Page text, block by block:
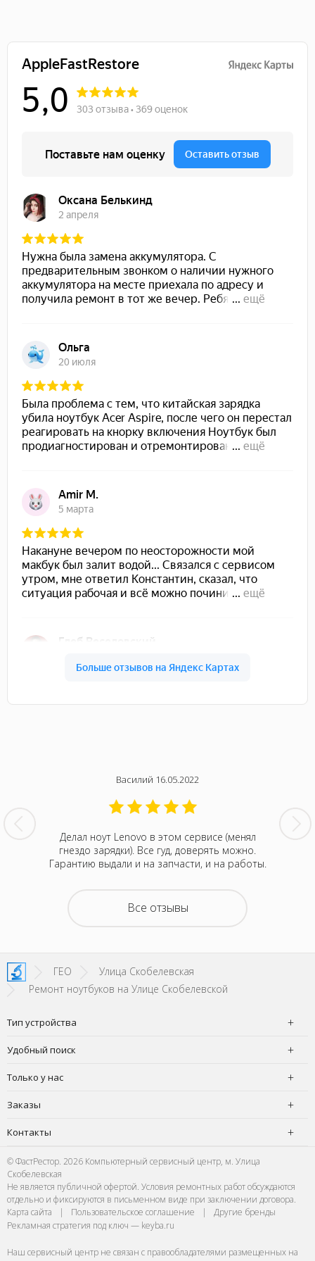
за
Василий 16.05.2022
Делал ноут Lenovo в этом сервисе (менял
гнездо зарядки). Все гуд, доверять можно.
Гарантию выдали и на запчасти, и на работы.
Была
не
Все отзывы
ГЕО
Улица Скобелевская
Ремонт ноутбуков на Улице Скобелевской
Тип устройства
Удобный поиск
Только у нас
Заказы
Контакты
© ФастРестор. 2026 Компьютерный сервисный центр, м. Улица
Скобелевская
Не является публичной офертой. Условия ремонтных работ обсуждаются
отдельно и фиксируются в письменном виде при заключении договора.
Карта сайта
| Пользовательское соглашение |
Другие бренды
Рекламная стратегия под ключ — keyba.ru
Наш сервисный центр не связан с правообладателями размещенных на